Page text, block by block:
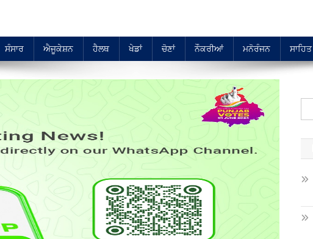
ਸੰਸਾਰ ਐਜੂਕੇਸ਼ਨ ਹੈਲਥ ਖੇਡਾਂ ਚੋਣਾਂ ਨੌਕਰੀਆਂ ਮਨੋਰੰਜਨ ਸਾਹਿਤ